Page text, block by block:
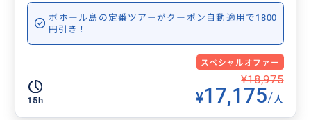
ボホール島の定番ツアーがクーポン自動適用で1800
円引き！
スペシャルオファー
15h
¥18,975
¥17,175/人